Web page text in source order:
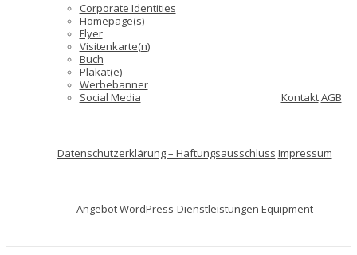
Corporate Identities
Homepage(s)
Flyer
Visitenkarte(n)
Buch
Plakat(e)
Werbebanner
Social Media
KontaktAGB
Datenschutzerklärung – Haftungsausschluss Impressum
AngebotWordPress-Dienstleistungen Equipment